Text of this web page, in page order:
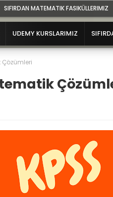
SIFIRDAN MATEMATIK FASIKÜLLERIMIZ
UDEMY KURSLARIMIZ
Çözümleri